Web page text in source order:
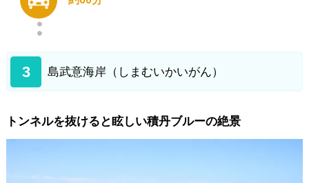
3 島武意海岸（しまむいかいがん）
トンネルを抜けると眩しい積丹ブルーの絶景